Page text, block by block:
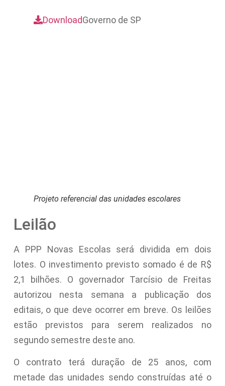
DownloadGoverno de SP
Projeto referencial das unidades escolares
Leilão
A PPP Novas Escolas será dividida em dois
lotes. O investimento previsto somado é de R$
2,1 bilhões. O governador Tarcísio de Freitas
autorizou nesta semana a publicação dos
editais, o que deve ocorrer em breve. Os leilões
estão previstos para serem realizados no
segundo semestre deste ano.
O contrato terá duração de 25 anos, com
metade das unidades sendo construídas até o